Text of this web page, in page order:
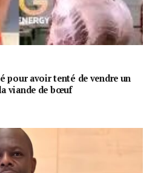
pour avoir tenté de vendre un
viande de bœuf